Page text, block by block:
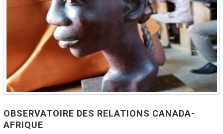
OBSERVATOIRE DES RELATIONS CANADA-
AFRIQUE